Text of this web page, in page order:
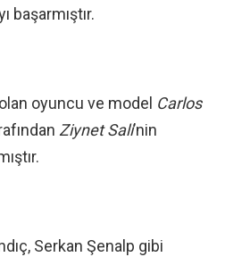
başarmıştır.
oyuncu ve model Carlos
Ziynet Sali’nin
Serkan Şenalp gibi